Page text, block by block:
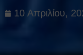
10 Απριλίου,